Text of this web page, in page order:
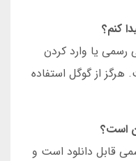
کنم؟
رسمی یا وارد کردن
از گوگل استفاده
است؟
قابل دانلود است و